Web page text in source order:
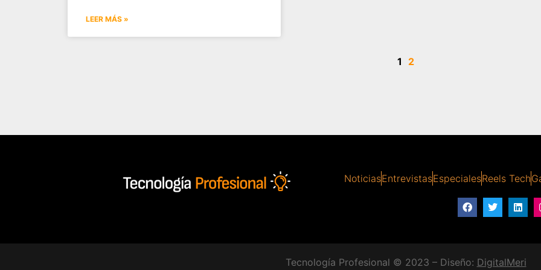
LEER MÁS »
1 2
NoticiasEntrevistasEspecialesReels Tech
Tecnología Profesional © 2023 – Diseño: DigitalMeri